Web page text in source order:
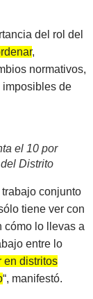
del rol del
,
normativos,
de
el 10 por
Distrito
conjunto
tiene ver con
cómo lo llevas a
entre lo
en distritos
“, manifestó.